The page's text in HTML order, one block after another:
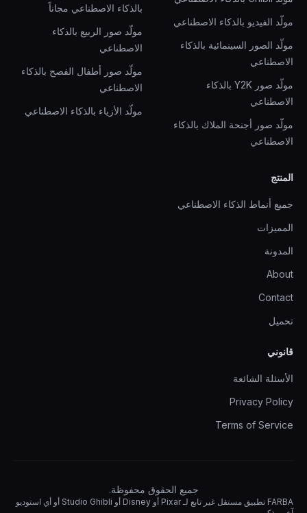
مولّد الفيديو بالذكاء الاصطناعي
مولّد الصور السينمائية بالذكاء
الاصطناعي
مولّد صور Y2K بالذكاء
الاصطناعي
مولّد صور أجنحة الملاك بالذكاء
الاصطناعي
بالذكاء الاصطناعي مجاناً
مولّد صور الربيع بالذكاء
الاصطناعي
مولّد صور أطفال الفصح بالذكاء
الاصطناعي
مولّد الأزياء بالذكاء الاصطناعي
المنتج
جميع أنماط الذكاء الاصطناعي
المميزات
المدونة
About
Contact
تحميل
قانوني
الأسئلة الشائعة
Privacy Policy
Terms of Service
جميع الحقوق محفوظة.
FARBA تطبيق مستقل غير تابع لـ Pixar أو Disney أو Studio Ghibli أو أي استوديو